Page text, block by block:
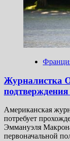
в
Нью-
Йорке
ради
Трампа
Журналистка
Американская
потребует
Эммануэля
первоначальной